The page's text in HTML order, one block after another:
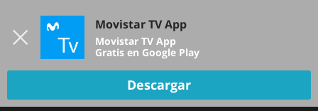
TV EN VIVO
Movistar TV App
Movistar TV App
Gratis en Google Play
Descargar